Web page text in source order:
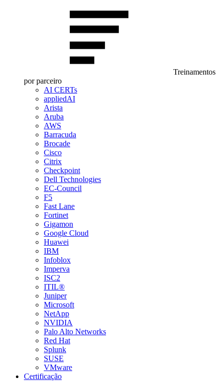
Treinamentos
por parceiro
AI CERTs
appliedAI
Arista
Aruba
AWS
Barracuda
Brocade
Cisco
Citrix
Checkpoint
Dell Technologies
EC-Council
F5
Fast Lane
Fortinet
Gigamon
Google Cloud
Huawei
IBM
Infoblox
Imperva
ISC2
ITIL®
Juniper
Microsoft
NetApp
NVIDIA
Palo Alto Networks
Red Hat
Splunk
SUSE
VMware
Certificação